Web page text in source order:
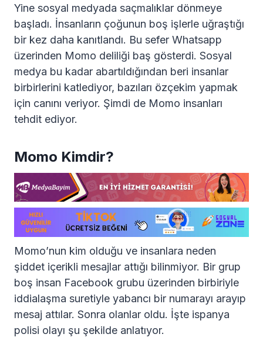
Yine sosyal medyada saçmalıklar dönmeye
başladı. İnsanların çoğunun boş işlerle uğraştığı
bir kez daha kanıtlandı. Bu sefer Whatsapp
üzerinden Momo deliliği baş gösterdi. Sosyal
medya bu kadar abartıldığından beri insanlar
birbirlerini katlediyor, bazıları özçekim yapmak
için canını veriyor. Şimdi de Momo insanları
tehdit ediyor.
Momo Kimdir?
Momo’nun kim olduğu ve insanlara neden
şiddet içerikli mesajlar attığı bilinmiyor. Bir grup
boş insan Facebook grubu üzerinden birbiriyle
iddialaşma suretiyle yabancı bir numarayı arayıp
mesaj attılar. Sonra olanlar oldu. İşte ispanya
polisi olayı şu şekilde anlatıyor.